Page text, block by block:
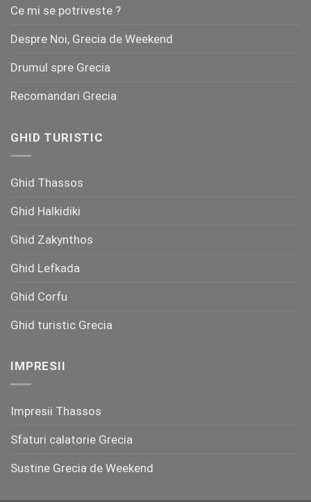
Ce mi se potriveste ?
Despre Noi, Grecia de Weekend
Drumul spre Grecia
Recomandari Grecia
GHID TURISTIC
Ghid Thassos
Ghid Halkidiki
Ghid Zakynthos
Ghid Lefkada
Ghid Corfu
Ghid turistic Grecia
IMPRESII
Impresii Thassos
Sfaturi calatorie Grecia
Sustine Grecia de Weekend